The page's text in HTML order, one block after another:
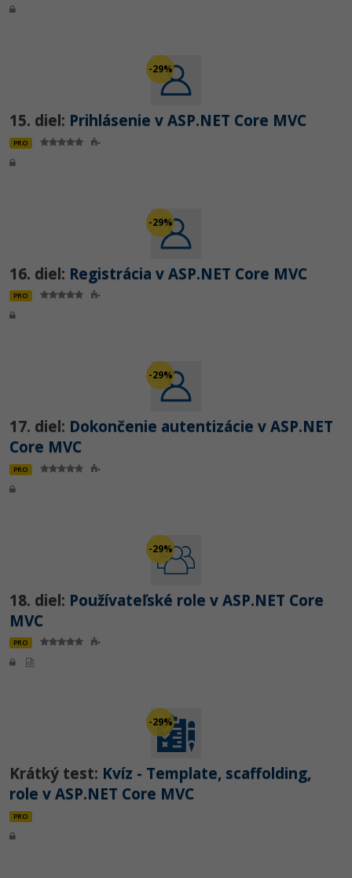
-29%
15. diel: Prihlásenie v ASP.NET Core MVC
PRO
-29%
16. diel: Registrácia v ASP.NET Core MVC
PRO
-29%
17. diel: Dokončenie autentizácie v ASP.NET
Core MVC
PRO
-29%
18. diel: Používateľské role v ASP.NET Core
MVC
PRO
-29%
Krátký test: Kvíz - Template, scaffolding,
role v ASP.NET Core MVC
PRO